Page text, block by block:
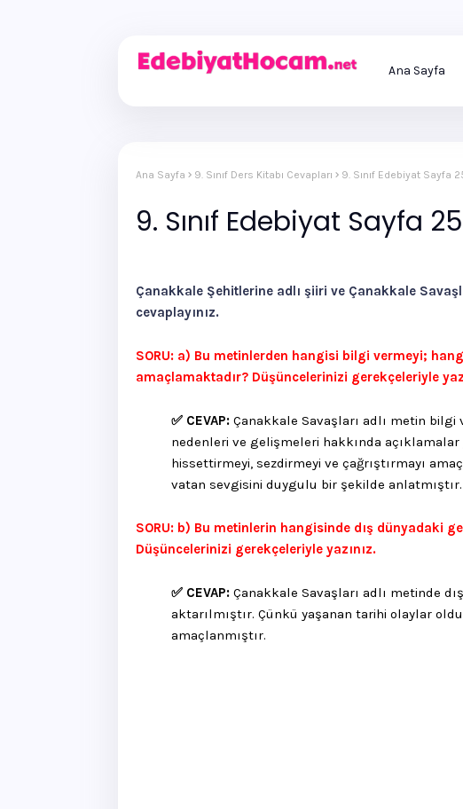
Ana Sayfa
Ana Sayfa 9. Sınıf Ders Kitabı Cevapları 9. Sınıf Edebiyat Sayfa
9. Sınıf Edebiyat Sayfa
Çanakkale Şehitlerine adlı şiiri ve Çanakkale
cevaplayınız.
SORU: a) Bu metinlerden hangisi bilgi vermeyi;
amaçlamaktadır? Düşüncelerinizi gerekçeleriyle
✅ CEVAP: Çanakkale Savaşları adlı metin bilgi
nedenleri ve gelişmeleri hakkında
hissettirmeyi, sezdirmeyi ve çağrıştırmayı
vatan sevgisini duygulu bir şekilde anlatmıştır.
SORU: b) Bu metinlerin hangisinde dış dünyadaki
Düşüncelerinizi gerekçeleriyle yazınız.
✅ CEVAP: Çanakkale Savaşları adlı metinde
aktarılmıştır. Çünkü yaşanan tarihi olaylar
amaçlanmıştır.